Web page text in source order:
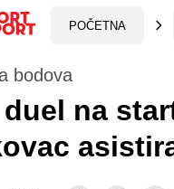
POČETNA
bodova
duel na